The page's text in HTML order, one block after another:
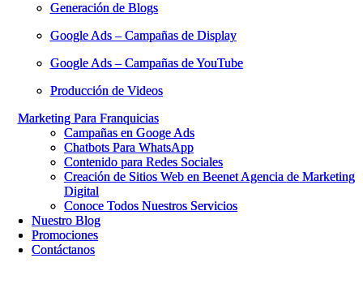
Generación de Blogs
Google Ads – Campañas de Display
Google Ads – Campañas de YouTube
Producción de Videos
Marketing Para Franquicias
Campañas en Googe Ads
Chatbots Para WhatsApp
Contenido para Redes Sociales
Creación de Sitios Web en Beenet Agencia de Marketing
Digital
Conoce Todos Nuestros Servicios
Nuestro Blog
Promociones
Contáctanos
Generación de Blogs
Google Ads – Campañas de Display
Google Ads – Campañas de YouTube
Producción de Videos
Marketing Para Franquicias
Campañas en Googe Ads
Chatbots Para WhatsApp
Contenido para Redes Sociales
Creación de Sitios Web en Beenet Agencia de Marketing
Digital
Conoce Todos Nuestros Servicios
Nuestro Blog
Promociones
Contáctanos